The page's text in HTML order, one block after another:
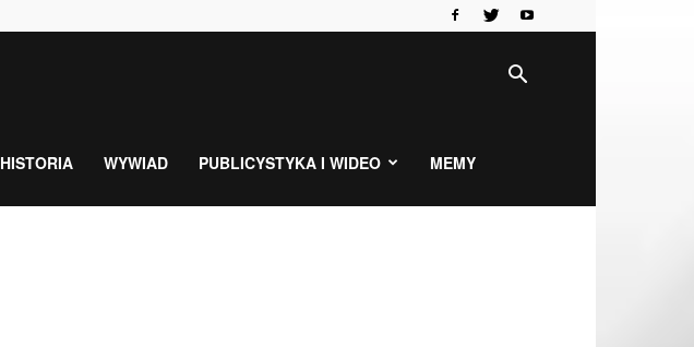
HISTORIA WYWIAD PUBLICYSTYKA I WIDEO MEMY